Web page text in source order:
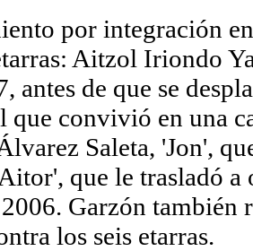
por integración
Aitzol Iriondo
antes de que se
que convivió en una
Saleta, 'Jon',
que le trasladó a
Garzón también
los seis etarras.